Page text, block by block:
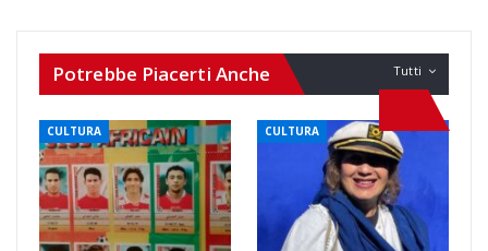
Tutti
Potrebbe Piacerti Anche
CULTURA CULTURA